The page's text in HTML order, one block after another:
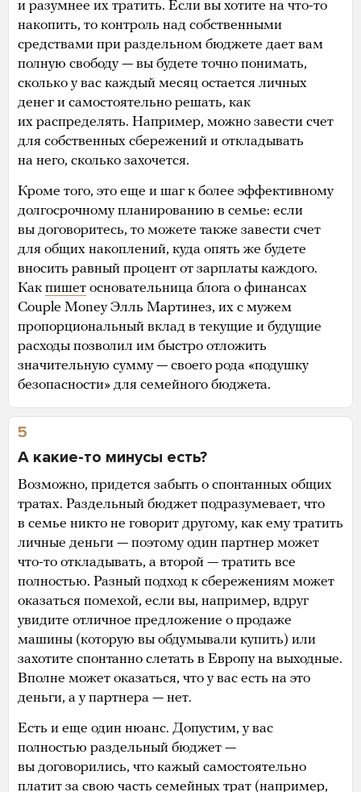
и разумнее их тратить. Если вы хотите на что-то
накопить, то контроль над собственными
средствами при раздельном бюджете дает вам
полную свободу — вы будете точно понимать,
сколько у вас каждый месяц остается личных
денег и самостоятельно решать, как
их распределять. Например, можно завести счет
для собственных сбережений и откладывать
на него, сколько захочется.
Кроме того, это еще и шаг к более эффективному
долгосрочному планированию в семье: если
вы договоритесь, то можете также завести счет
для общих накоплений, куда опять же будете
вносить равный процент от зарплаты каждого.
Как пишет основательница блога о финансах
Couple Money Элль Мартинез, их с мужем
пропорциональный вклад в текущие и будущие
расходы позволил им быстро отложить
значительную сумму — своего рода «подушку
безопасности» для семейного бюджета.
5
А какие-то минусы есть?
Возможно, придется забыть о спонтанных общих
тратах. Раздельный бюджет подразумевает, что
в семье никто не говорит другому, как ему тратить
личные деньги — поэтому один партнер может
что-то откладывать, а второй — тратить все
полностью. Разный подход к сбережениям может
оказаться помехой, если вы, например, вдруг
увидите отличное предложение о продаже
машины (которую вы обдумывали купить) или
захотите спонтанно слетать в Европу на выходные.
Вполне может оказаться, что у вас есть на это
деньги, а у партнера — нет.
Есть и еще один нюанс. Допустим, у вас
полностью раздельный бюджет —
вы договорились, что кажый самостоятельно
платит за свою часть семейных трат (например,